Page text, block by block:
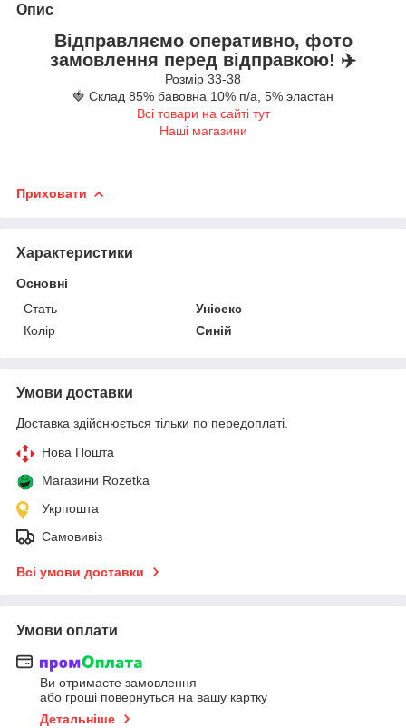
Опис
Відправляємо оперативно, фото
замовлення перед відправкою! ✈️
Розмір 33-38
🍓 Склад 85% бавовна 10% п/а, 5% эластан
Всі товари на сайті тут
Наші магазини
Приховати
Характеристики
Основні
Стать
Унісекс
Колір
Синій
Умови доставки
Доставка здійснюється тільки по передоплаті.
Нова Пошта
Магазини Rozetka
Укрпошта
Самовивіз
Всі умови доставки
Умови оплати
Ви отримаєте замовлення
або гроші повернуться на вашу картку
Детальніше